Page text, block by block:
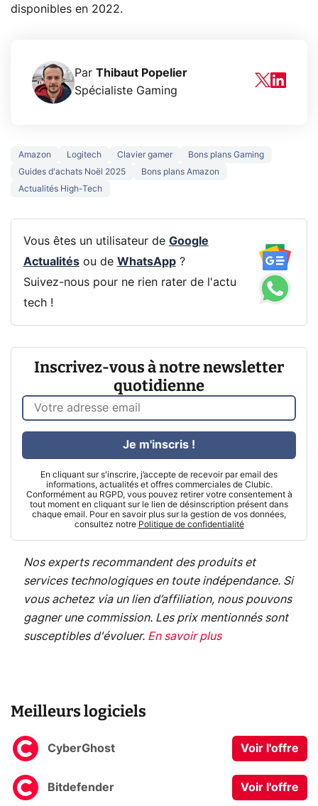
disponibles en 2022.
Par Thibaut Popelier
Spécialiste Gaming
Amazon Logitech Clavier gamer
Bons plans Gaming
Guides d'achats Noël 2025
Bons plans Amazon
Actualités High-Tech
Vous êtes un utilisateur de Google
Actualitésou de WhatsApp?
Suivez-nous pour ne rien rater de l'actu
tech !
Inscrivez-vous à notre newsletter
quotidienne
En cliquant sur s'inscrire, j’accepte de recevoir par email des
informations, actualités et offres commerciales de Clubic.
Conformément au RGPD, vous pouvez retirer votre consentement à
tout moment en cliquant sur le lien de désinscription présent dans
chaque email. Pour en savoir plus sur la gestion de vos données,
consultez notre Politique de confidentialité
Je m'inscris !
Nos experts recommandent des produits et
services technologiques en toute indépendance. Si
vous achetez via un lien d’affiliation, nous pouvons
gagner une commission. Les prix mentionnés sont
susceptibles d'évoluer. En savoir plus
Meilleurs logiciels
CyberGhost Voir l'offre
Bitdefender Voir l'offre